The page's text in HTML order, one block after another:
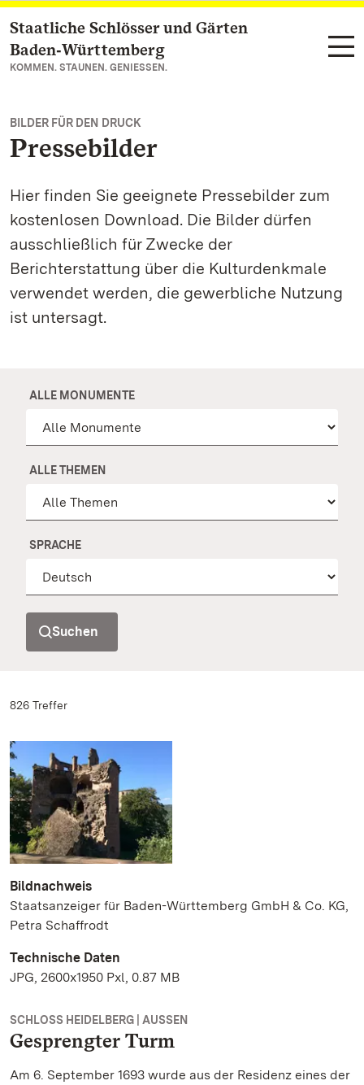
Zum Hauptinhalt springen
Staatliche Schlösser und Gärten
Baden‑Württemberg
KOMMEN. STAUNEN. GENIESSEN.
BILDER FÜR DEN DRUCK
Pressebilder
Hier finden Sie geeignete Pressebilder zum
kostenlosen Download. Die Bilder dürfen
ausschließlich für Zwecke der
Berichterstattung über die Kulturdenkmale
verwendet werden, die gewerbliche Nutzung
ist untersagt.
ALLE MONUMENTE
ALLE THEMEN
SPRACHE
Suchen
826 Treffer
Bildnachweis
Staatsanzeiger für Baden-Württemberg GmbH & Co. KG,
Petra Schaffrodt
Technische Daten
JPG, 2600x1950 Pxl, 0.87 MB
SCHLOSS HEIDELBERG | AUSSEN
Gesprengter Turm
Am 6. September 1693 wurde aus der Residenz eines der